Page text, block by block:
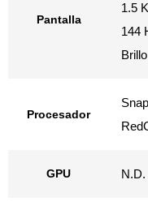
Pantalla
1.5 K
144
Procesador
GPU N.D.